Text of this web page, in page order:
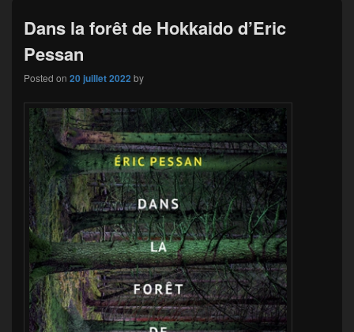
Dans la forêt de Hokkaido d’Eric
Pessan
Posted on 20 juillet 2022 by